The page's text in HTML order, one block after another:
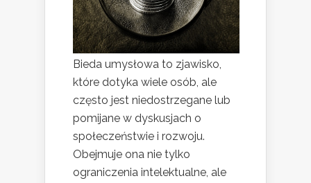
Bieda umysłowa to zjawisko,
które dotyka wiele osób, ale
często jest niedostrzegane lub
pomijane w dyskusjach o
społeczeństwie i rozwoju.
Obejmuje ona nie tylko
ograniczenia intelektualne, ale